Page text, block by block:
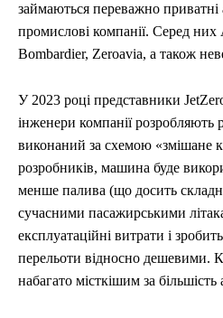
займаються переважно приватні
промислові компанії. Серед
Bombardier, Zeroavia, а також
У 2023 році представники
інженери компанії розробляють
виконаний за схемою «змішане
розробників, машина буде
менше палива (що досить
сучасними пасажирськими
експлуатаційні витрати і
перельоти відносно дешевими.
набагато місткішим за більшість